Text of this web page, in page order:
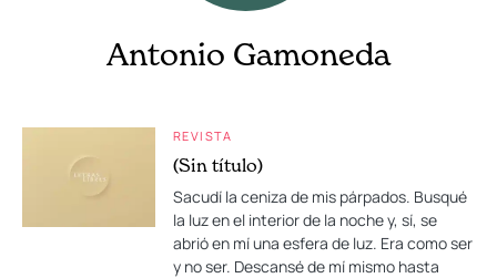
Antonio Gamoneda
REVISTA
(Sin título)
Sacudí la ceniza de mis párpados. Busqué
la luz en el interior de la noche y, sí, se
abrió en mí una esfera de luz. Era como ser
y no ser. Descansé de mí mismo hasta